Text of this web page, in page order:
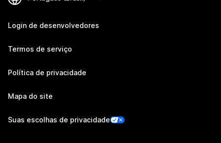
Login de desenvolvedores
Termos de serviço
Política de privacidade
Mapa do site
Suas escolhas de privacidade